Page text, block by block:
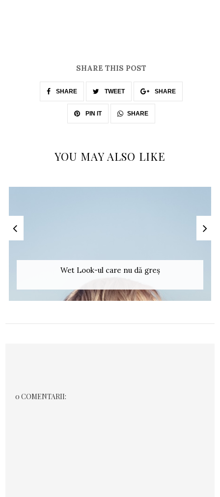
SHARE THIS POST
SHARE TWEET SHARE
PIN IT SHARE
YOU MAY ALSO LIKE
Wet Look-ul care nu dă greș
0 COMENTARII: